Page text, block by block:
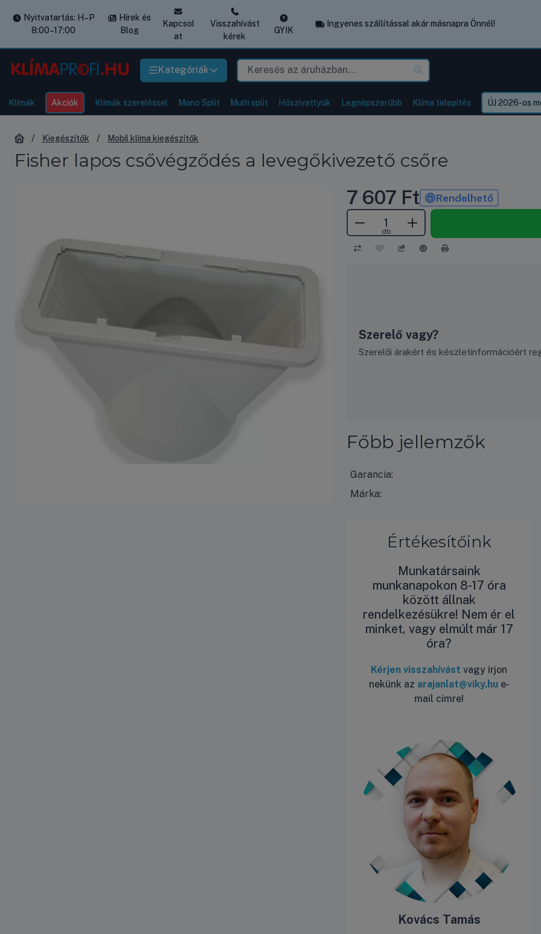
Kategóriák
Nyitvatartás: H–P
8:00–17:00
Hírek és
Blog
Kapcsol
at
Visszahívást
kérek
GYIK
Ingyenes szállítással akár másnapra Önnél!
Klímák Akciók Klímák szereléssel Mono Split Multi split Hőszivattyúk Legnépszerűbb Klíma telepítés ÚJ 2026-os
Kiegészítők Mobil klíma kiegészítők
Fisher lapos csővégződés a levegőkivezető csőre
7 607 Ft Rendelhető
db
Szerelő vagy?
Szerelői árakért és készletinformációért
Főbb jellemzők
Garancia:
Márka:
Értékesítőink
Munkatársaink
munkanapokon 8-17 óra
között állnak
rendelkezésükre! Nem ér el
minket, vagy elmúlt már 17
óra?
Kérjen visszahívást vagy írjon
nekünk az arajanlat@viky.hue-
mail címre!
Kovács Tamás